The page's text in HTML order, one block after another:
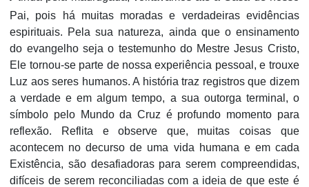
Pai, pois há muitas moradas e verdadeiras evidências
espirituais. Pela sua natureza, ainda que o ensinamento
do evangelho seja o testemunho do Mestre Jesus Cristo,
Ele tornou-se parte de nossa experiência pessoal, e trouxe
Luz aos seres humanos. A história traz registros que dizem
a verdade e em algum tempo, a sua outorga terminal, o
símbolo pelo Mundo da Cruz é profundo momento para
reflexão. Reflita e observe que, muitas coisas que
acontecem no decurso de uma vida humana e em cada
Existência, são desafiadoras para serem compreendidas,
difíceis de serem reconciliadas com a ideia de que este é